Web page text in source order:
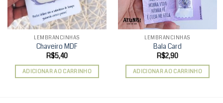
LEMBRANCINHAS
Chaveiro MDF
R$5,40
ADICIONAR AO CARRINHO
LEMBRANCINHAS
Bala Card
R$2,90
ADICIONAR AO CARRINHO